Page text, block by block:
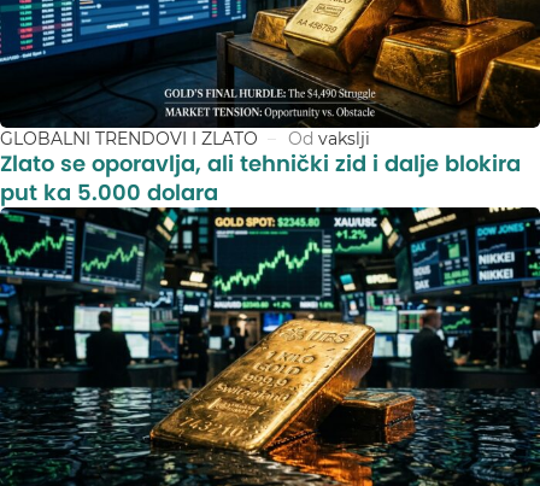
GLOBALNI TRENDOVI I ZLATO Od vakslji
Zlato se oporavlja, ali tehnički zid i dalje blokira
put ka 5.000 dolara